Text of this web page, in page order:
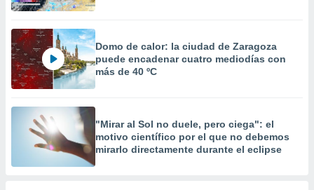
Domo de calor: la ciudad de Zaragoza
puede encadenar cuatro mediodías con
más de 40 ºC
"Mirar al Sol no duele, pero ciega": el
motivo científico por el que no debemos
mirarlo directamente durante el eclipse